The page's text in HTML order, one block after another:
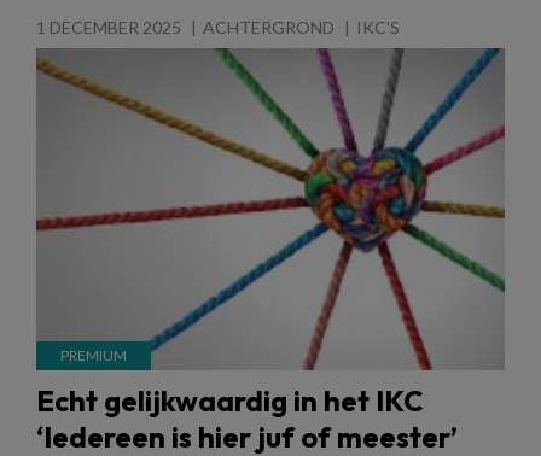
1 DECEMBER 2025 ACHTERGROND IKC'S
Echt gelijkwaardig in het IKC
‘Iedereen is hier juf of meester’